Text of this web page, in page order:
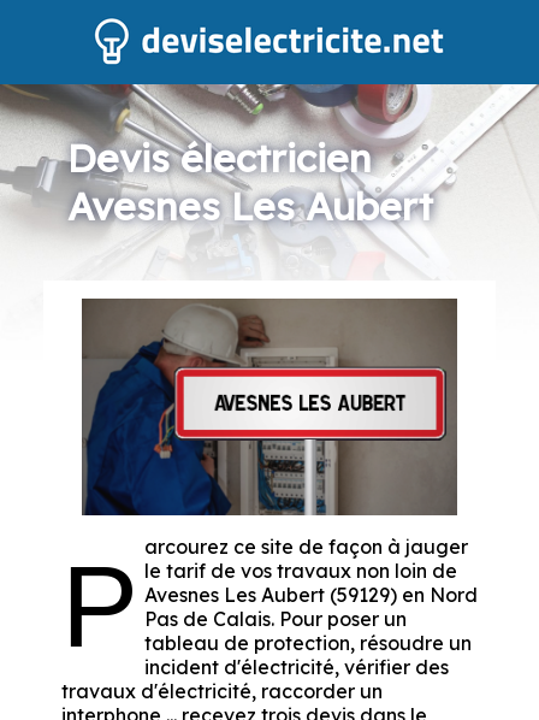
Devis électricien
Avesnes Les Aubert
P arcourez ce site de façon à jauger
le tarif de vos travaux non loin de
Avesnes Les Aubert (59129) en Nord
Pas de Calais. Pour poser un
tableau de protection, résoudre un
incident d'électricité, vérifier des
travaux d'électricité, raccorder un